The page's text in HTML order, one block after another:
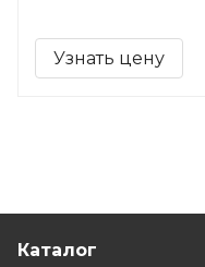
Узнать цену
Каталог